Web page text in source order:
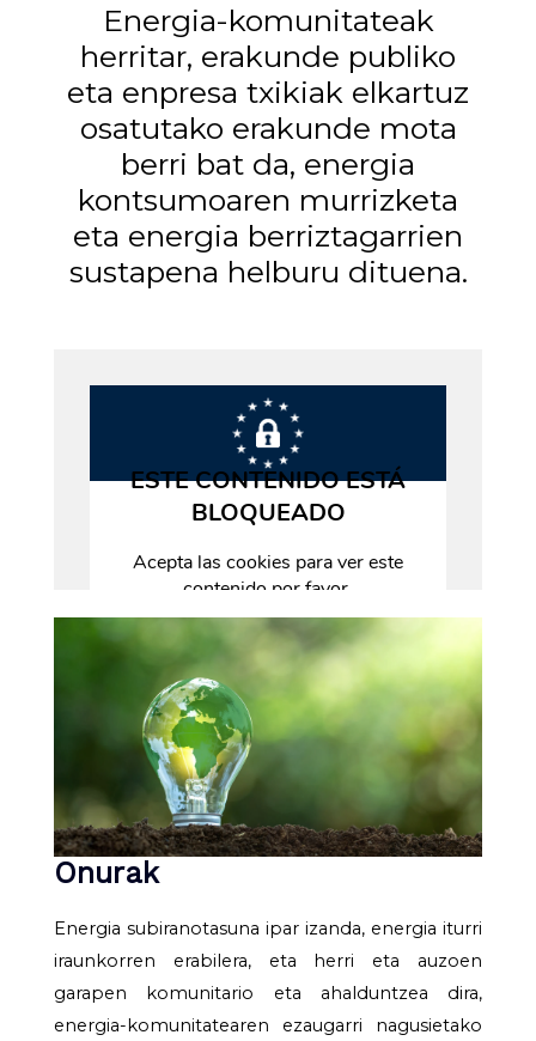
Energia-komunitateak
herritar, erakunde publiko
eta enpresa txikiak elkartuz
osatutako erakunde mota
berri bat da, energia
kontsumoaren murrizketa
eta energia berriztagarrien
sustapena helburu dituena.
Onurak
Energia subiranotasuna ipar izanda, energia iturri
iraunkorren erabilera, eta herri eta auzoen
garapen komunitario eta ahalduntzea dira,
energia-komunitatearen ezaugarri nagusietako